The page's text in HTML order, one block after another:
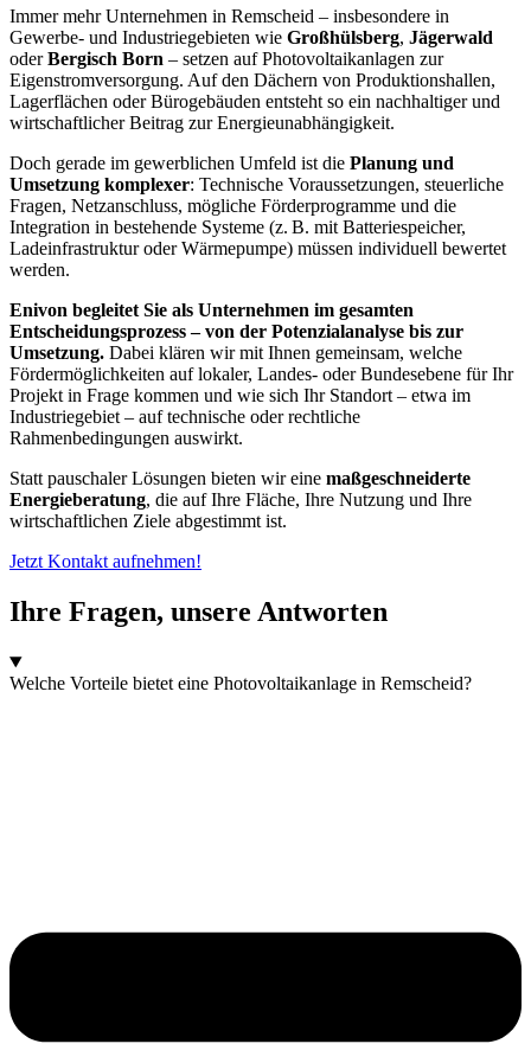
Immer mehr Unternehmen in Remscheid – insbesondere in
Gewerbe- und Industriegebieten wie Großhülsberg, Jägerwald
oderBergisch Born – setzen auf Photovoltaikanlagen zur
Eigenstromversorgung. Auf den Dächern von Produktionshallen,
Lagerflächen oder Bürogebäuden entsteht so ein nachhaltiger und
wirtschaftlicher Beitrag zur Energieunabhängigkeit.
Doch gerade im gewerblichen Umfeld ist die Planung und
Umsetzung komplexer: Technische Voraussetzungen, steuerliche
Fragen, Netzanschluss, mögliche Förderprogramme und die
Integration in bestehende Systeme (z. B. mit Batteriespeicher,
Ladeinfrastruktur oder Wärmepumpe) müssen individuell bewertet
werden.
Enivon begleitet Sie als Unternehmen im gesamten
Entscheidungsprozess – von der Potenzialanalyse bis zur
Umsetzung. Dabei klären wir mit Ihnen gemeinsam, welche
Fördermöglichkeiten auf lokaler, Landes- oder Bundesebene für Ihr
Projekt in Frage kommen und wie sich Ihr Standort – etwa im
Industriegebiet – auf technische oder rechtliche
Rahmenbedingungen auswirkt.
Statt pauschaler Lösungen bieten wir eine maßgeschneiderte
Energieberatung, die auf Ihre Fläche, Ihre Nutzung und Ihre
wirtschaftlichen Ziele abgestimmt ist.
Jetzt Kontakt aufnehmen!
Ihre Fragen, unsere Antworten
Welche Vorteile bietet eine Photovoltaikanlage in Remscheid?